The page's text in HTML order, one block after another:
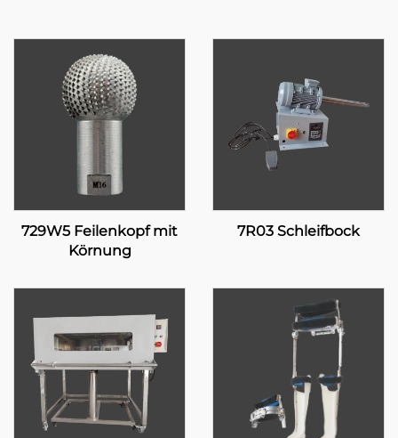
729W5 Feilenkopf mit
Körnung
7R03 Schleifbock